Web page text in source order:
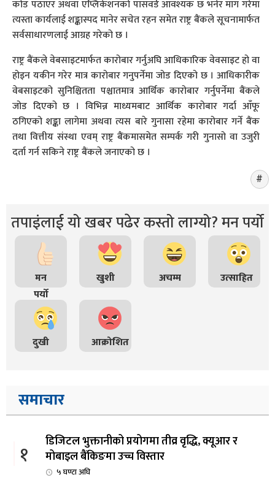
कोड पठाएर अथवा एप्लिकेशनको पासवर्ड आवश्यक छ भनेर माग गरेमा
त्यस्ता कार्यलाई शङ्कास्पद मानेर सचेत रहन समेत राष्ट्र बैंकले सूचनामार्फत
सर्वसाधारणलाई आग्रह गरेको छ ।
राष्ट्र बैंकले वेबसाइटमार्फत कारोबार गर्नुअघि आधिकारिक वेवसाइट हो वा
होइन यकीन गरेर मात्र कारोबार गनुपर्नेमा जोड दिएको छ । आधिकारीक
वेबसाइटको सुनिश्चितता पश्चातमात्र आर्थिक कारोबार गर्नुपर्नेमा बैंकले
जोड दिएको छ । विभिन्न माध्यमबाट आर्थिक कारोबार गर्दा आँफू
ठगिएको शङ्का लागेमा अथवा त्यस बारे गुनासा रहेमा कारोबार गर्ने बैंक
तथा वित्तीय संस्था एवम् राष्ट्र बैंकमासमेत सम्पर्क गरी गुनासो वा उजुरी
दर्ता गर्न सकिने राष्ट्र बैंकले जनाएको छ ।
तपाइंलाई यो खबर पढेर कस्तो लाग्यो? मन पर्यो
मन
पर्यो
खुशी अचम्म उत्साहित
दुखी आक्रोशित
समाचार
१
डिजिटल भुक्तानीको प्रयोगमा तीव्र वृद्धि, क्यूआर र
मोबाइल बैंकिङमा उच्च विस्तार
५ घण्टा अघि